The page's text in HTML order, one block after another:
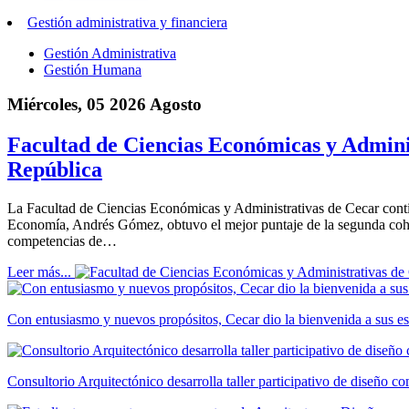
Gestión administrativa y financiera
Gestión Administrativa
Gestión Humana
Miércoles, 05 2026 Agosto
Facultad de Ciencias Económicas y
República
La Facultad de Ciencias Económicas y Administrativas de Cecar
Economía, Andrés Gómez, obtuvo el mejor puntaje de la segunda
competencias de…
Leer más...
Con entusiasmo y nuevos propósitos, Cecar dio la bienvenida a sus
Consultorio Arquitectónico desarrolla taller participativo de diseño